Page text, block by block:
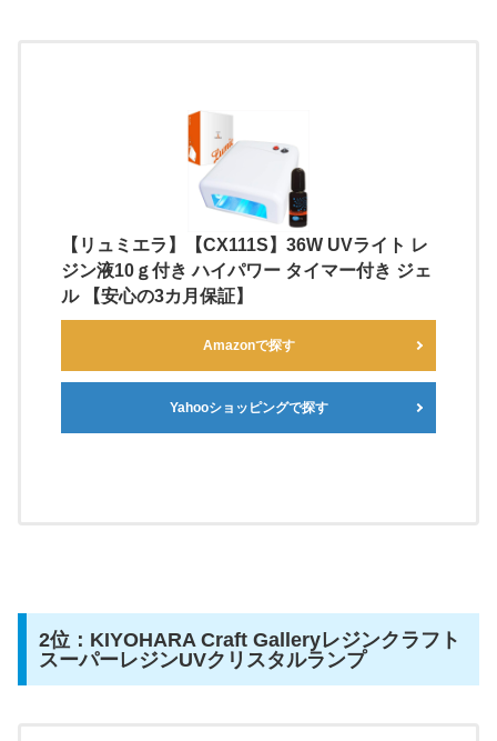
【リュミエラ】【CX111S】36W UVライト レ
ジン液10ｇ付き ハイパワー タイマー付き ジェ
ル 【安心の3カ月保証】
Amazonで探す
Yahooショッピングで探す
2位：KIYOHARA Craft Galleryレジンクラフト
スーパーレジンUVクリスタルランプ